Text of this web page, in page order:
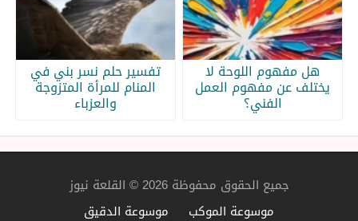
هل مفهوم اللوحة لا
يختلف عن مفهوم العمل
الفني؟
تفسير حلم نسر بني في
المنام للمرأة المتزوجة
والعزباء
جميع الحقوق محفوظة 2026 © القلعة نيوز
موسوعة الموكب
موسوعة الدقيق